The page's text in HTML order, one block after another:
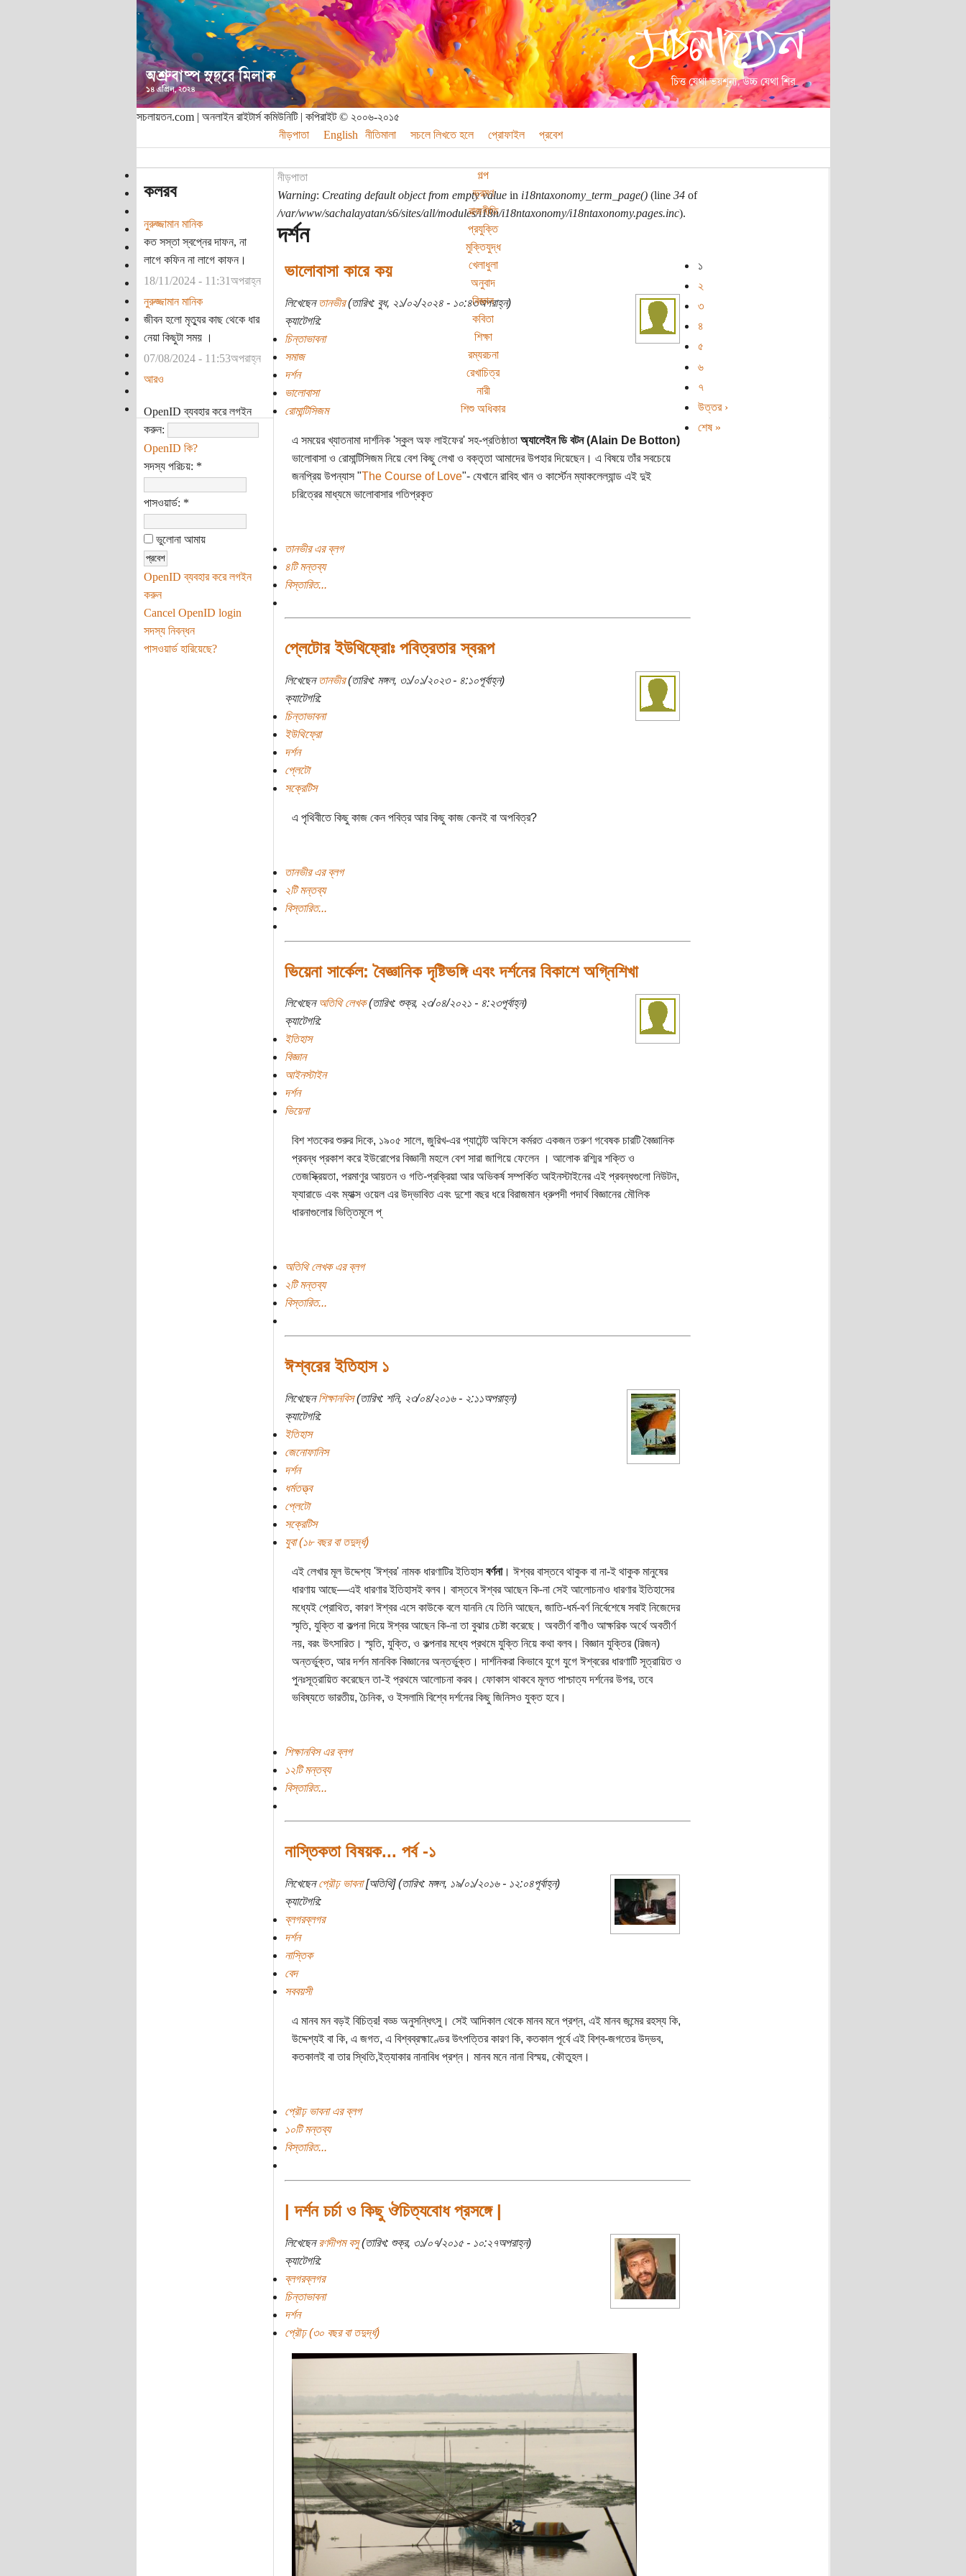
সচলায়তন.com | অনলাইন রাইটার্স কমিউনিটি | কপিরাইট © ২০০৬-২০১৫
নীড়পাতা
English নীতিমালা সচলে লিখতে হলে প্রোফাইল প্রবেশ
গল্প
ভ্রমণ
রাজনীতি
প্রযুক্তি
মুক্তিযুদ্ধ
খেলাধুলা
অনুবাদ
বিজ্ঞান
কবিতা
শিক্ষা
রম্যরচনা
রেখাচিত্র
নারী
শিশু অধিকার
কলরব
নুরুজ্জামান মানিক
কত সস্তা স্বপ্নের দাফন, না
লাগে কফিন না লাগে কাফন।
18/11/2024 - 11:31অপরাহ্ন
নুরুজ্জামান মানিক
জীবন হলো মৃত্যুর কাছ থেকে ধার
নেয়া কিছুটা সময় ।
07/08/2024 - 11:53অপরাহ্ন
আরও
OpenID ব্যবহার করে লগইন
করুন:
OpenID কি?
সদস্য পরিচয়: *
পাসওয়ার্ড: *
ভুলোনা আমায়
OpenID ব্যবহার করে লগইন
করুন
Cancel OpenID login
সদস্য নিবন্ধন
পাসওয়ার্ড হারিয়েছে?
নীড়পাতা
Warning: Creating default object from empty valuein i18ntaxonomy_term_page()(line 34of
/var/www/sachalayatan/s6/sites/all/modules/i18n/i18ntaxonomy/i18ntaxonomy.pages.inc).
দর্শন
ভালোবাসা কারে কয়
লিখেছেনতানভীর(তারিখ: বুধ, ২১/০২/২০২৪ - ১০:৪৩অপরাহ্ন)
ক্যাটেগরি:
চিন্তাভাবনা
সমাজ
দর্শন
ভালোবাসা
রোমান্টিসিজম
এ সময়ের খ্যাতনামা দার্শনিক 'স্কুল অফ লাইফের' সহ-প্রতিষ্ঠাতা অ্যালেইন ডি বটন (Alain De Botton)
ভালোবাসা ও রোমান্টিসিজম নিয়ে বেশ কিছু লেখা ও বক্তৃতা আমাদের উপহার দিয়েছেন। এ বিষয়ে তাঁর সবচেয়ে
জনপ্রিয় উপন্যাস "The Course of Love"- যেখানে রাবিহ খান ও কার্স্টেন ম্যাকলেল্যান্ড এই দুই
চরিত্রের মাধ্যমে ভালোবাসার গতিপ্রকৃত
তানভীর এর ব্লগ
৪টি মন্তব্য
বিস্তারিত...
প্লেটোর ইউথিফ্রোঃ পবিত্রতার স্বরূপ
লিখেছেনতানভীর(তারিখ: মঙ্গল, ৩১/০১/২০২৩ - ৪:১০পূর্বাহ্ন)
ক্যাটেগরি:
চিন্তাভাবনা
ইউথিফ্রো
দর্শন
প্লেটো
সক্রেটিস
এ পৃথিবীতে কিছু কাজ কেন পবিত্র আর কিছু কাজ কেনই বা অপবিত্র?
তানভীর এর ব্লগ
২টি মন্তব্য
বিস্তারিত...
ভিয়েনা সার্কেল: বৈজ্ঞানিক দৃষ্টিভঙ্গি এবং দর্শনের বিকাশে অগ্নিশিখা
লিখেছেনঅতিথি লেখক(তারিখ: শুক্র, ২৩/০৪/২০২১ - ৪:২৩পূর্বাহ্ন)
ক্যাটেগরি:
ইতিহাস
বিজ্ঞান
আইনস্টাইন
দর্শন
ভিয়েনা
বিশ শতকের শুরুর দিকে, ১৯০৫ সালে, জুরিখ-এর প্যাটেন্ট অফিসে কর্মরত একজন তরুণ গবেষক চারটি বৈজ্ঞানিক
প্রবন্ধ প্রকাশ করে ইউরোপের বিজ্ঞানী মহলে বেশ সারা জাগিয়ে ফেলেন । আলোক রশ্মির শক্তি ও
তেজস্ক্রিয়তা, পরমাণুর আয়তন ও গতি-প্রক্রিয়া আর অভিকর্ষ সম্পর্কিত আইনস্টাইনের এই প্রবন্ধগুলো নিউটন,
ফ্যারাডে এবং ম্যাক্স ওয়েল এর উদ্ভাবিত এবং দুশো বছর ধরে বিরাজমান ধ্রুপদী পদার্থ বিজ্ঞানের মৌলিক
ধারনাগুলোর ভিত্তিমূলে প্
অতিথি লেখক এর ব্লগ
২টি মন্তব্য
বিস্তারিত...
ঈশ্বরের ইতিহাস ১
লিখেছেনশিক্ষানবিস(তারিখ: শনি, ২৩/০৪/২০১৬ - ২:১১অপরাহ্ন)
ক্যাটেগরি:
ইতিহাস
জেনোফানিস
দর্শন
ধর্মতত্ত্ব
প্লেটো
সক্রেটিস
যুবা (১৮ বছর বা তদুর্দ্ধ)
এই লেখার মূল উদ্দেশ্য 'ঈশ্বর' নামক ধারণাটির ইতিহাস বর্ণনা। ঈশ্বর বাস্তবে থাকুক বা না-ই থাকুক মানুষের
ধারণায় আছে—এই ধারণার ইতিহাসই বলব। বাস্তবে ঈশ্বর আছেন কি-না সেই আলোচনাও ধারণার ইতিহাসের
মধ্যেই প্রোথিত, কারণ ঈশ্বর এসে কাউকে বলে যাননি যে তিনি আছেন, জাতি-ধর্ম-বর্ণ নির্বেশেষে সবাই নিজেদের
স্মৃতি, যুক্তি বা কল্পনা দিয়ে ঈশ্বর আছেন কি-না তা বুঝার চেষ্টা করেছে। অবতীর্ণ বাণীও আক্ষরিক অর্থে অবতীর্ণ
নয়, বরং উৎসারিত। স্মৃতি, যুক্তি, ও কল্পনার মধ্যে প্রথমে যুক্তি নিয়ে কথা বলব। বিজ্ঞান যুক্তির (রিজন)
অন্তর্ভুক্ত, আর দর্শন মানবিক বিজ্ঞানের অন্তর্ভুক্ত। দার্শনিকরা কিভাবে যুগে যুগে ঈশ্বরের ধারণাটি সূত্রায়িত ও
পুনঃসূত্রায়িত করেছেন তা-ই প্রথমে আলোচনা করব। ফোকাস থাকবে মূলত পাশ্চাত্য দর্শনের উপর, তবে
ভবিষ্যতে ভারতীয়, চৈনিক, ও ইসলামি বিশ্বে দর্শনের কিছু জিনিসও যুক্ত হবে।
শিক্ষানবিস এর ব্লগ
১২টি মন্তব্য
বিস্তারিত...
নাস্তিকতা বিষয়ক... পর্ব -১
লিখেছেনপ্রৌঢ় ভাবনা[অতিথি] (তারিখ: মঙ্গল, ১৯/০১/২০১৬ - ১২:০৪পূর্বাহ্ন)
ক্যাটেগরি:
ব্লগরব্লগর
দর্শন
নাস্তিক
বেদ
সববয়সী
এ মানব মন বড়ই বিচিত্র! বড্ড অনুসন্ধিৎসু। সেই আদিকাল থেকে মানব মনে প্রশ্ন, এই মানব জন্মের রহস্য কি,
উদ্দেশ্যই বা কি, এ জগত, এ বিশ্বব্রহ্মাণ্ডের উৎপত্তির কারণ কি, কতকাল পূর্বে এই বিশ্ব-জগতের উদ্ভব,
কতকালই বা তার স্থিতি,ইত্যাকার নানাবিধ প্রশ্ন। মানব মনে নানা বিস্ময়, কৌতুহল।
প্রৌঢ় ভাবনা এর ব্লগ
১০টি মন্তব্য
বিস্তারিত...
| দর্শন চর্চা ও কিছু ঔচিত্যবোধ প্রসঙ্গে |
লিখেছেনরণদীপম বসু(তারিখ: শুক্র, ৩১/০৭/২০১৫ - ১০:২৭অপরাহ্ন)
ক্যাটেগরি:
ব্লগরব্লগর
চিন্তাভাবনা
দর্শন
প্রৌঢ় (৩০ বছর বা তদুর্দ্ধ)
১
২
৩
৪
৫
৬
৭
উত্তর ›
শেষ »